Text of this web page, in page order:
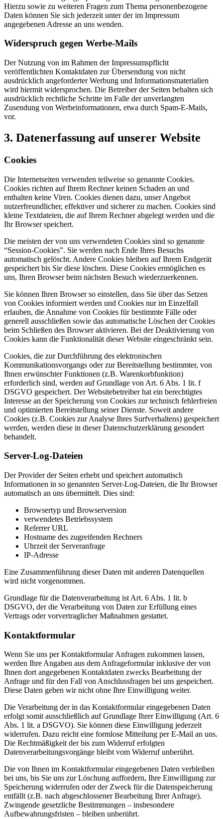
Hierzu sowie zu weiteren Fragen zum Thema personenbezogene
Daten können Sie sich jederzeit unter der im Impressum
angegebenen Adresse an uns wenden.
Widerspruch gegen Werbe-Mails
Der Nutzung von im Rahmen der Impressumspflicht
veröffentlichten Kontaktdaten zur Übersendung von nicht
ausdrücklich angeforderter Werbung und Informationsmaterialien
wird hiermit widersprochen. Die Betreiber der Seiten behalten sich
ausdrücklich rechtliche Schritte im Falle der unverlangten
Zusendung von Werbeinformationen, etwa durch Spam-E-Mails,
vor.
3. Datenerfassung auf unserer Website
Cookies
Die Internetseiten verwenden teilweise so genannte Cookies.
Cookies richten auf Ihrem Rechner keinen Schaden an und
enthalten keine Viren. Cookies dienen dazu, unser Angebot
nutzerfreundlicher, effektiver und sicherer zu machen. Cookies sind
kleine Textdateien, die auf Ihrem Rechner abgelegt werden und die
Ihr Browser speichert.
Die meisten der von uns verwendeten Cookies sind so genannte
“Session-Cookies”. Sie werden nach Ende Ihres Besuchs
automatisch gelöscht. Andere Cookies bleiben auf Ihrem Endgerät
gespeichert bis Sie diese löschen. Diese Cookies ermöglichen es
uns, Ihren Browser beim nächsten Besuch wiederzuerkennen.
Sie können Ihren Browser so einstellen, dass Sie über das Setzen
von Cookies informiert werden und Cookies nur im Einzelfall
erlauben, die Annahme von Cookies für bestimmte Fälle oder
generell ausschließen sowie das automatische Löschen der Cookies
beim Schließen des Browser aktivieren. Bei der Deaktivierung von
Cookies kann die Funktionalität dieser Website eingeschränkt sein.
Cookies, die zur Durchführung des elektronischen
Kommunikationsvorgangs oder zur Bereitstellung bestimmter, von
Ihnen erwünschter Funktionen (z.B. Warenkorbfunktion)
erforderlich sind, werden auf Grundlage von Art. 6 Abs. 1 lit. f
DSGVO gespeichert. Der Websitebetreiber hat ein berechtigtes
Interesse an der Speicherung von Cookies zur technisch fehlerfreien
und optimierten Bereitstellung seiner Dienste. Soweit andere
Cookies (z.B. Cookies zur Analyse Ihres Surfverhaltens) gespeichert
werden, werden diese in dieser Datenschutzerklärung gesondert
behandelt.
Server-Log-Dateien
Der Provider der Seiten erhebt und speichert automatisch
Informationen in so genannten Server-Log-Dateien, die Ihr Browser
automatisch an uns übermittelt. Dies sind:
Browsertyp und Browserversion
verwendetes Betriebssystem
Referrer URL
Hostname des zugreifenden Rechners
Uhrzeit der Serveranfrage
IP-Adresse
Eine Zusammenführung dieser Daten mit anderen Datenquellen
wird nicht vorgenommen.
Grundlage für die Datenverarbeitung ist Art. 6 Abs. 1 lit. b
DSGVO, der die Verarbeitung von Daten zur Erfüllung eines
Vertrags oder vorvertraglicher Maßnahmen gestattet.
Kontaktformular
Wenn Sie uns per Kontaktformular Anfragen zukommen lassen,
werden Ihre Angaben aus dem Anfrageformular inklusive der von
Ihnen dort angegebenen Kontaktdaten zwecks Bearbeitung der
Anfrage und für den Fall von Anschlussfragen bei uns gespeichert.
Diese Daten geben wir nicht ohne Ihre Einwilligung weiter.
Die Verarbeitung der in das Kontaktformular eingegebenen Daten
erfolgt somit ausschließlich auf Grundlage Ihrer Einwilligung (Art. 6
Abs. 1 lit. a DSGVO). Sie können diese Einwilligung jederzeit
widerrufen. Dazu reicht eine formlose Mitteilung per E-Mail an uns.
Die Rechtmäßigkeit der bis zum Widerruf erfolgten
Datenverarbeitungsvorgänge bleibt vom Widerruf unberührt.
Die von Ihnen im Kontaktformular eingegebenen Daten verbleiben
bei uns, bis Sie uns zur Löschung auffordern, Ihre Einwilligung zur
Speicherung widerrufen oder der Zweck für die Datenspeicherung
entfällt (z.B. nach abgeschlossener Bearbeitung Ihrer Anfrage).
Zwingende gesetzliche Bestimmungen – insbesondere
Aufbewahrungsfristen – bleiben unberührt.